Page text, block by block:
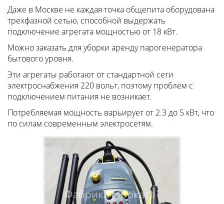
Даже в Москве не каждая точка общепита оборудована
трехфазной сетью, способной выдержать
подключение агрегата мощностью от 18 кВт.
Можно заказать для уборки аренду парогенератора
бытового уровня.
Эти агрегаты работают от стандартной сети
электроснабжения 220 вольт, поэтому проблем с
подключением питания не возникает.
Потребляемая мощность варьирует от 2.3 до 5 кВт, что
по силам современным электросетям.